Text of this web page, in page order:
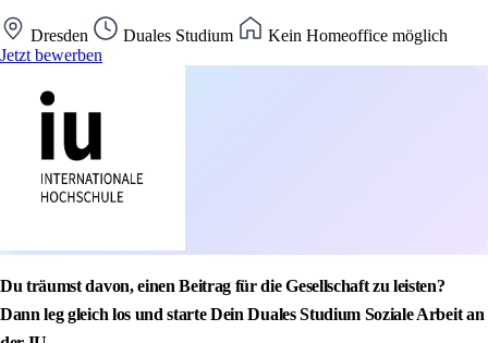
Dresden Duales Studium
Kein Homeoffice möglich
Jetzt bewerben
Du träumst davon, einen Beitrag für die Gesellschaft zu leisten?
Dann leg gleich los und starte Dein Duales Studium Soziale Arbeit an